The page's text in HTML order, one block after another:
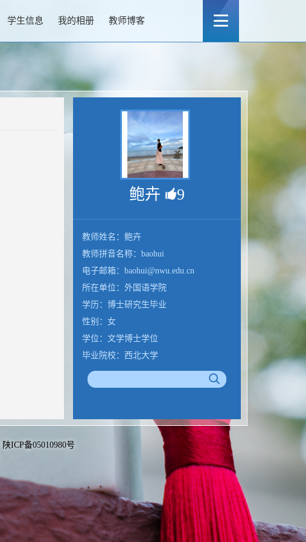
学生信息 我的相册 教师博客
鲍卉 9
教师姓名：鲍卉
教师拼音名称：baohui
电子邮箱： baohui@nwu.edu.cn
所在单位：外国语学院
学历：博士研究生毕业
性别：女
学位：文学博士学位
毕业院校：西北大学
ICP备05010980号